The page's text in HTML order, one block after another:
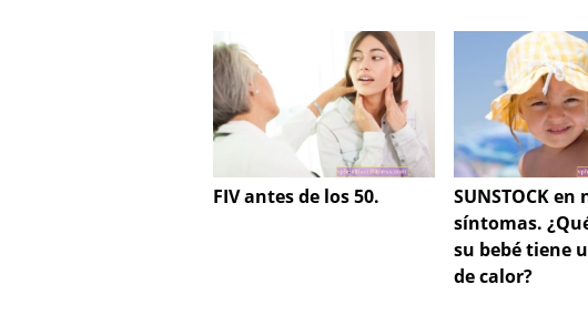
FIV antes de los 50.
SUNSTOCK en
síntomas.
su bebé tiene
de calor?